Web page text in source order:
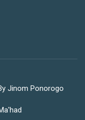
Jinom Ponorogo